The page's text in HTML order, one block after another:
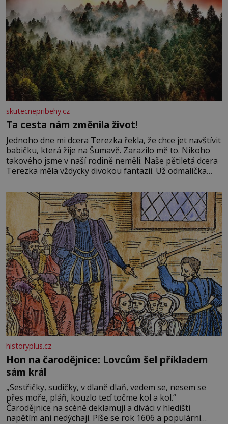
skutecnepribehy.cz
Ta cesta nám změnila život!
Jednoho dne mi dcera Terezka řekla, že chce jet navštívit
babičku, která žije na Šumavě. Zarazilo mě to. Nikoho
takového jsme v naší rodině neměli. Naše pětiletá dcera
Terezka měla vždycky divokou fantazii. Už odmalička
zdálo o jednorožcích, krásných princeznách, statečných
rytířích a létajících dracích.
historyplus.cz
Hon na čarodějnice: Lovcům šel příkladem
sám král
„Sestřičky, sudičky, v dlaně dlaň, vedem se, nesem se
přes moře, pláň, kouzlo teď točme kol a kol.“
Čarodějnice na scéně deklamují a diváci v hledišti
napětím ani nedýchají. Píše se rok 1606 a populární